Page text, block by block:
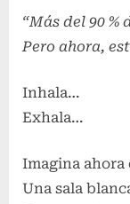
“Más del 90
Pero ahora,
Inhala…
Exhala…
Imagina ahora
Una sala